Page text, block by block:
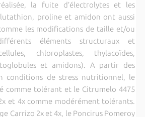
la fuite d’électrolytes et les
proline et amidon ont aussi
les modifications de taille et/ou
éléments structuraux et
chloroplastes, thylacoïdes,
et amidons). A partir des
conditions de stress nutritionnel, le
comme tolérant et le Citrumelo 4475
et 4x comme modérément tolérants.
Carrizo 2x et 4x, le Poncirus Pomeroy